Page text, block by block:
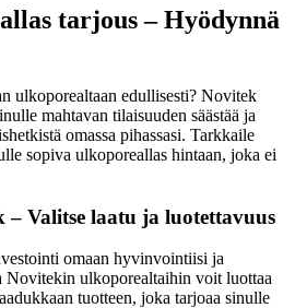
tarjous – Hyödynnä
ulkoporealtaan edullisesti? Novitek
mahtavan tilaisuuden säästää ja
omassa pihassasi. Tarkkaile
sopiva ulkoporeallas hintaan, joka ei
– Valitse laatu ja luotettavuus
omaan hyvinvointiisi ja
Novitekin ulkoporealtaihin voit luottaa
tuotteen, joka tarjoaa sinulle